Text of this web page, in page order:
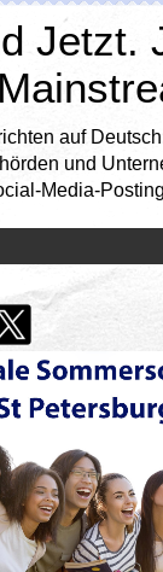
Jetzt.
auf
und
Media-